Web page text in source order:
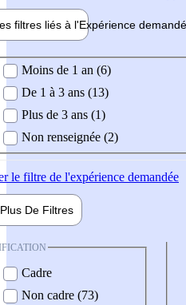
filtres liés à l'Expérience
demandée
Moins de 1 an (6)
De 1 à 3 ans (13)
Plus de 3 ans (1)
Non renseignée (2)
le filtre de l'expérience demandée
Plus De Filtres
Cadre
Non cadre (73)